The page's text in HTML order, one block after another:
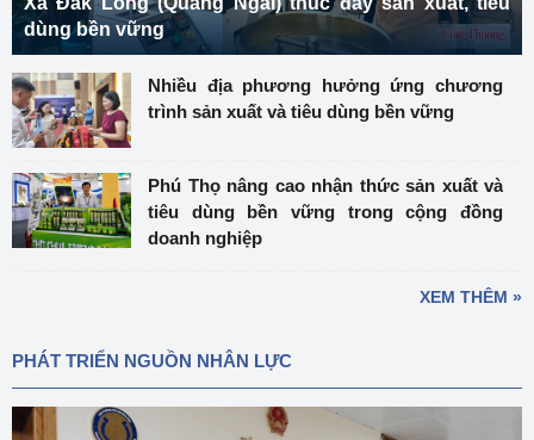
dùng bền vững
Nhiều địa phương hưởng ứng chương
trình sản xuất và tiêu dùng bền vững
Phú Thọ nâng cao nhận thức sản xuất và
tiêu dùng bền vững trong cộng đồng
doanh nghiệp
XEM THÊM »
PHÁT TRIỂN NGUỒN NHÂN LỰC